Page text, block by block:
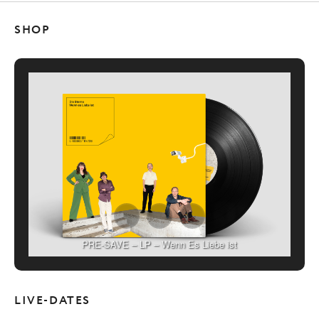
SHOP
PRE-SAVE – LP – Wenn Es Liebe ist
LIVE-DATES